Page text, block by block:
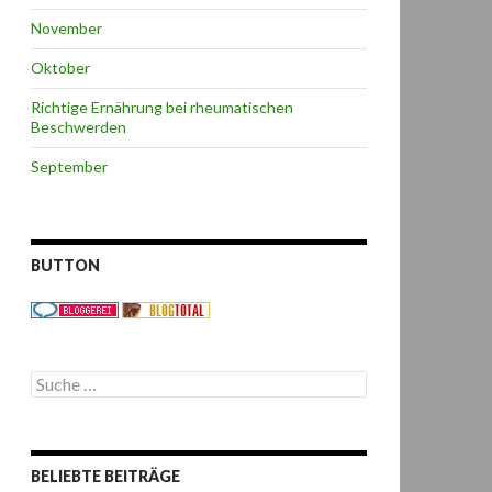
November
Oktober
Richtige Ernährung bei rheumatischen
Beschwerden
September
BUTTON
S
u
e
n
BELIEBTE BEITRÄGE